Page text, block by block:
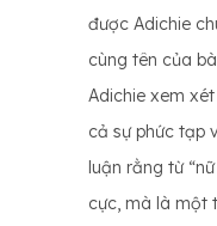
được Adichie
cùng tên của
Adichie xem
cả sự phức tạp
luận rằng từ
cực, mà là một